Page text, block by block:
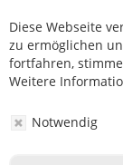
Diese Webseite
zu ermöglichen
fortfahren,
Weitere
Notwendig
Diese Webseite
zu ermöglichen
fortfahren,
Weitere
Notwendig